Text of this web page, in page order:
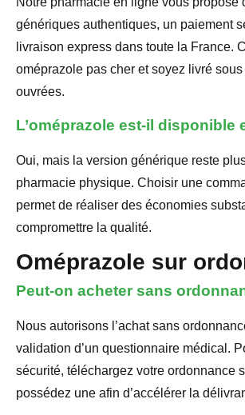
génériques authentiques, un paiement
livraison express dans toute la France.
oméprazole pas cher et soyez livré
ouvrées.
L’oméprazole est-il disponible
Oui, mais la version générique reste
pharmacie physique. Choisir une
permet de réaliser des économies
compromettre la qualité.
Oméprazole sur
Peut-on acheter sans
Nous autorisons l’achat sans
validation d’un questionnaire médical.
sécurité, téléchargez votre ordonnance
possédez une afin d’accélérer la